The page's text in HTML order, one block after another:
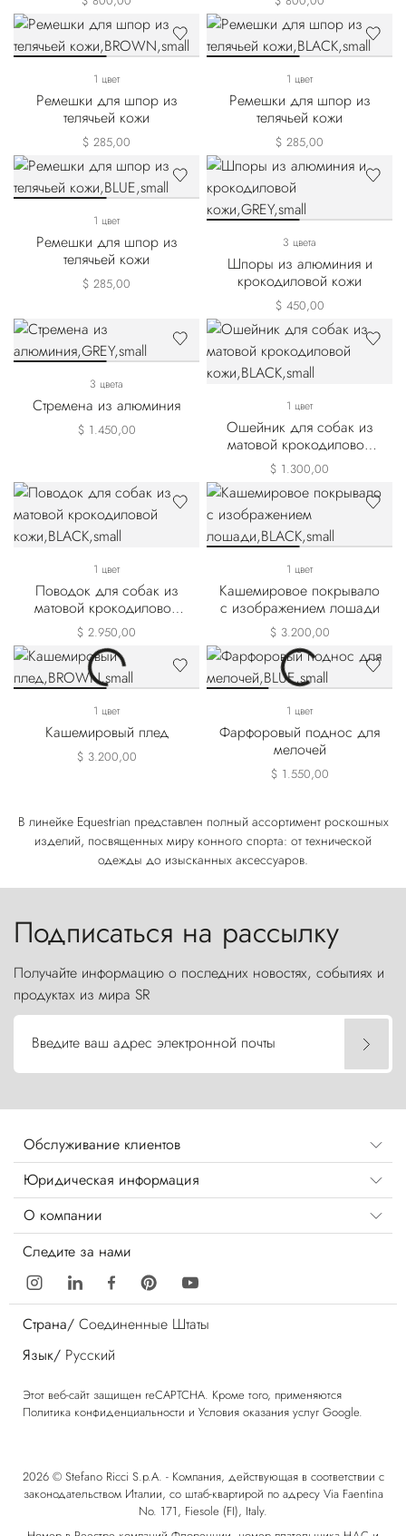
1 цвет
Ремешки для шпор из
телячьей кожи
$ 285,00
1 цвет
Ремешки для шпор из
телячьей кожи
$ 285,00
1 цвет
Ремешки для шпор из
телячьей кожи
$ 285,00
3 цвета
Шпоры из алюминия и
крокодиловой кожи
$ 450,00
3 цвета
Стремена из алюминия
$ 1.450,00
1 цвет
Ошейник для собак из
матовой крокодиловой
кожи
$ 1.300,00
1 цвет
Поводок для собак из
матовой крокодиловой
кожи
$ 2.950,00
1 цвет
Кашемировое покрывало
с изображением лошади
$ 3.200,00
1 цвет
Кашемировый плед
$ 3.200,00
1 цвет
Фарфоровый поднос для
мелочей
$ 1.550,00
В линейке Equestrian представлен полный ассортимент роскошных
изделий, посвященных миру конного спорта: от технической
одежды до изысканных аксессуаров.
Подписаться на рассылку
Получайте информацию о последних новостях, событиях и
продуктах из мира SR
Введите ваш адрес электронной почты
Обслуживание клиентов
Юридическая информация
О компании
Следите за нами
Страна/ Соединенные Штаты
Язык/ Русский
Этот веб-сайт защищен reCAPTCHA. Кроме того, применяются
Политика конфиденциальности и Условия оказания услуг Google.
2026 © Stefano Ricci S.p.A. - Компания, действующая в соответствии с
законодательством Италии, со штаб-квартирой по адресу Via Faentina
No. 171, Fiesole (FI), Italy.